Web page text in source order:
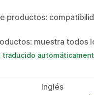
productos:
muestra todos
traducido
Inglés